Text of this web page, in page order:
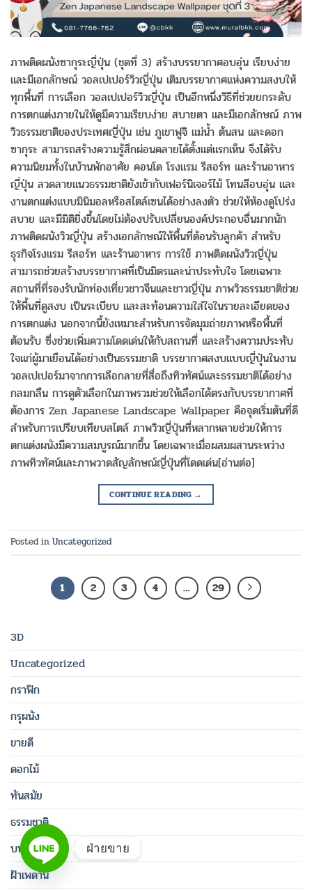
3D
Uncategorized
กราฟิก
กรุผนัง
ขายดี
ดอกไม้
ทันสมัย
ธรรมชาติ
บทความ
ฝ้าเพดาน
ภาพติดผนังซากุระญี่ปุ่น (ชุดที่ 3) สร้างบรรยากาศอบอุ่น เรียบง่าย
และมีเอกลักษณ์ วอลเปเปอร์วิวญี่ปุ่น เติมบรรยากาศแห่งความสงบให้
ทุกพื้นที่ การเลือก วอลเปเปอร์วิวญี่ปุ่น เป็นอีกหนึ่งวิธีที่ช่วยยกระดับ
การตกแต่งภายในให้ดูมีความเรียบง่าย สบายตา และมีเอกลักษณ์ ภาพ
วิวธรรมชาติของประเทศญี่ปุ่น เช่น ภูเขาฟูจิ แม่น้ำ ต้นสน และดอก
ซากุระ สามารถสร้างความรู้สึกผ่อนคลายได้ตั้งแต่แรกเห็น จึงได้รับ
ความนิยมทั้งในบ้านพักอาศัย คอนโด โรงแรม รีสอร์ท และร้านอาหาร
ญี่ปุ่น ลวดลายแนวธรรมชาติยังเข้ากับเฟอร์นิเจอร์ไม้ โทนสีอบอุ่น และ
งานตกแต่งแบบมินิมอลหรือสไตล์เซนได้อย่างลงตัว ช่วยให้ห้องดูโปร่ง
สบาย และมีมิติยิ่งขึ้นโดยไม่ต้องปรับเปลี่ยนองค์ประกอบอื่นมากนัก
ภาพติดผนังวิวญี่ปุ่น สร้างเอกลักษณ์ให้พื้นที่ต้อนรับลูกค้า สำหรับ
ธุรกิจโรงแรม รีสอร์ท และร้านอาหาร การใช้ ภาพติดผนังวิวญี่ปุ่น
สามารถช่วยสร้างบรรยากาศที่เป็นมิตรและน่าประทับใจ โดยเฉพาะ
สถานที่ที่รองรับนักท่องเที่ยวชาวจีนและชาวญี่ปุ่น ภาพวิวธรรมชาติช่วย
ให้พื้นที่ดูสงบ เป็นระเบียบ และสะท้อนความใส่ใจในรายละเอียดของ
การตกแต่ง นอกจากนี้ยังเหมาะสำหรับการจัดมุมถ่ายภาพหรือพื้นที่
ต้อนรับ ซึ่งช่วยเพิ่มความโดดเด่นให้กับสถานที่ และสร้างความประทับ
ใจแก่ผู้มาเยือนได้อย่างเป็นธรรมชาติ บรรยากาศสงบแบบญี่ปุ่นในงาน
วอลเปเปอร์มาจากการเลือกลายที่สื่อถึงทิวทัศน์และธรรมชาติได้อย่าง
กลมกลืน การดูตัวเลือกในภาพรวมช่วยให้เลือกได้ตรงกับบรรยากาศที่
ต้องการ Zen Japanese Landscape Wallpaper คือจุดเริ่มต้นที่ดี
สำหรับการเปรียบเทียบสไตล์ ภาพวิวญี่ปุ่นที่หลากหลายช่วยให้การ
ตกแต่งผนังมีความสมบูรณ์มากขึ้น โดยเฉพาะเมื่อผสมผสานระหว่าง
ภาพทิวทัศน์และภาพวาดสัญลักษณ์ญี่ปุ่นที่โดดเด่น[อ่านต่อ]
CONTINUE READING →
Posted in Uncategorized
1 2 3 4 … 29
ฝ่ายขาย